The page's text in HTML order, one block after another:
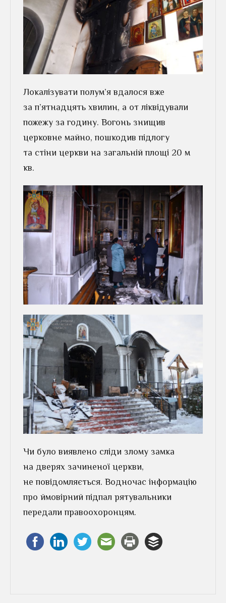
Локалізувати полум’я вдалося вже
за п’ятнадцять хвилин, а от ліквідували
пожежу за годину. Вогонь знищив
церковне майно, пошкодив підлогу
та стіни церкви на загальній площі 20 м
кв.
Чи було виявлено сліди злому замка
на дверях зачиненої церкви,
не повідомляється. Водночас інформацію
про ймовірний підпал рятувальники
передали правоохоронцям.